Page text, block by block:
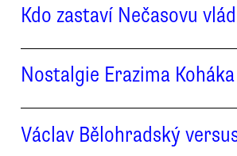
Kdo zastaví Nečasovu
Nostalgie Erazima Koháka
Václav Bělohradský